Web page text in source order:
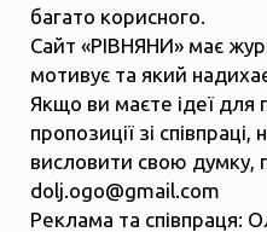
багато корисного.
Сайт «РІВНЯНИ» має
мотивує та який
Якщо ви маєте ідеї для
пропозиції зі
висловити свою думку,
dolj.ogo@gmail.com
Реклама та співпраця: